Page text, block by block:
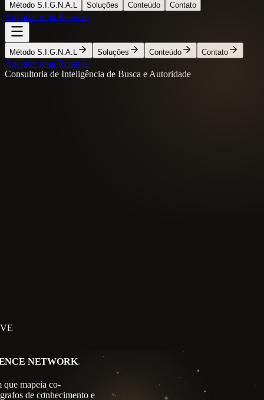
Método S.I.G.N.A.L Soluções Conteúdo Contato
Agendar uma Reunião
Método S.I.G.N.A.L Soluções Conteúdo Contato
Agendar uma Reunião
Consultoria de Inteligência de Busca e Autoridade
NETWORK
que mapeia co-
de conhecimento e